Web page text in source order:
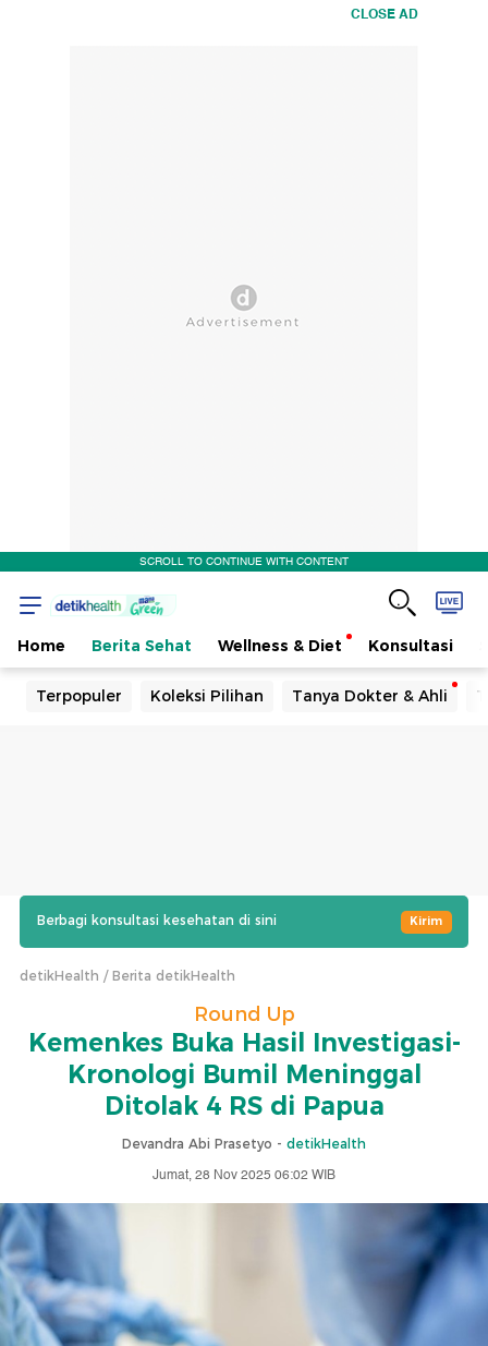
CLOSE AD
SCROLL TO CONTINUE WITH CONTENT
Home Berita Sehat Wellness & Diet Konsultasi
Terpopuler Koleksi Pilihan Tanya Dokter & Ahli
Berbagi konsultasi kesehatan di sini Kirim
detikHealth Berita detikHealth
Round Up
Kemenkes Buka Hasil Investigasi-
Kronologi Bumil Meninggal
Ditolak 4 RS di Papua
Devandra Abi Prasetyo - detikHealth
Jumat, 28 Nov 2025 06:02 WIB